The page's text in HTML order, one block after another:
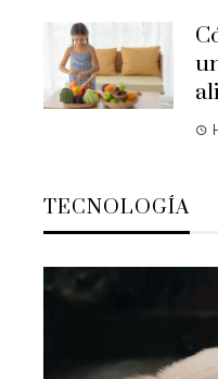
TECNOLOGÍA